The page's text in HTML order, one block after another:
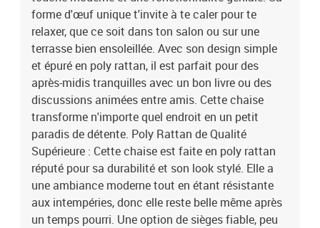
42003850Brand: vidaXL
forme d'œuf unique t'invite à te caler pour te
relaxer, que ce soit dans ton salon ou sur une
terrasse bien ensoleillée. Avec son design simple
et épuré en poly rattan, il est parfait pour des
après-midis tranquilles avec un bon livre ou des
discussions animées entre amis. Cette chaise
transforme n'importe quel endroit en un petit
paradis de détente. Poly Rattan de Qualité
Supérieure : Cette chaise est faite en poly rattan
réputé pour sa durabilité et son look stylé. Elle a
une ambiance moderne tout en étant résistante
aux intempéries, donc elle reste belle même après
un temps pourri. Une option de sièges fiable, peu